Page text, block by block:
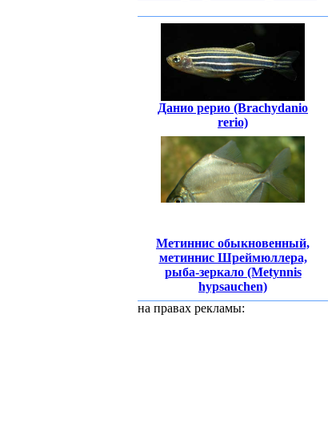
Данио рерио (Brachydanio
rerio)
Метиннис обыкновенный,
метиннис Шреймюллера,
рыба-зеркало (Metynnis
hypsauchen)
на правах рекламы: